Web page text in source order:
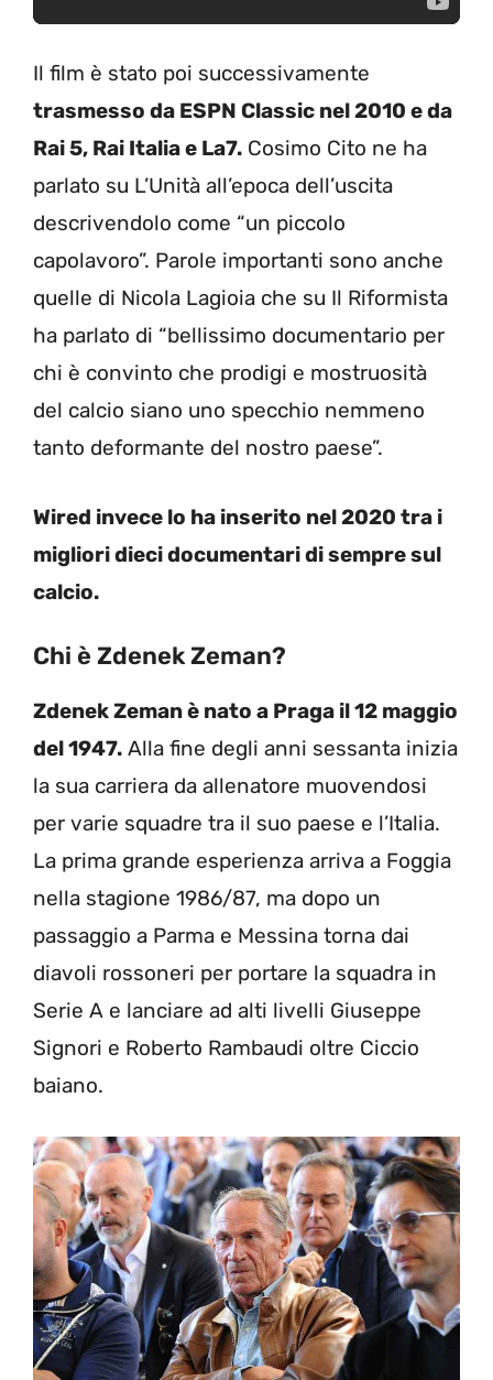
Il film è stato poi successivamente
trasmesso da ESPN Classic nel 2010 e da
Rai 5, Rai Italia e La7. Cosimo Cito ne ha
parlato su L’Unità all’epoca dell’uscita
descrivendolo come “un piccolo
capolavoro”. Parole importanti sono anche
quelle di Nicola Lagioia che su Il Riformista
ha parlato di “bellissimo documentario per
chi è convinto che prodigi e mostruosità
del calcio siano uno specchio nemmeno
tanto deformante del nostro paese”.
Wired invece lo ha inserito nel 2020 tra i
migliori dieci documentari di sempre sul
calcio.
Chi è Zdenek Zeman?
Zdenek Zeman è nato a Praga il 12 maggio
del 1947. Alla fine degli anni sessanta inizia
la sua carriera da allenatore muovendosi
per varie squadre tra il suo paese e l’Italia.
La prima grande esperienza arriva a Foggia
nella stagione 1986/87, ma dopo un
passaggio a Parma e Messina torna dai
diavoli rossoneri per portare la squadra in
Serie A e lanciare ad alti livelli Giuseppe
Signori e Roberto Rambaudi oltre Ciccio
baiano.